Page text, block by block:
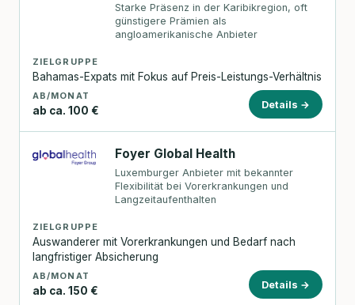
Starke Präsenz in der Karibikregion, oft
günstigere Prämien als
angloamerikanische Anbieter
ZIELGRUPPE
Bahamas-Expats mit Fokus auf Preis-Leistungs-Verhältnis
AB/MONAT
ab ca. 100 €
Details →
Foyer Global Health
Luxemburger Anbieter mit bekannter
Flexibilität bei Vorerkrankungen und
Langzeitaufenthalten
ZIELGRUPPE
Auswanderer mit Vorerkrankungen und Bedarf nach
langfristiger Absicherung
AB/MONAT
ab ca. 150 €
Details →